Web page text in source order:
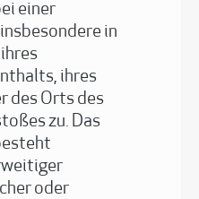
einer
in
ihres
des Orts des
zu. Das
oder